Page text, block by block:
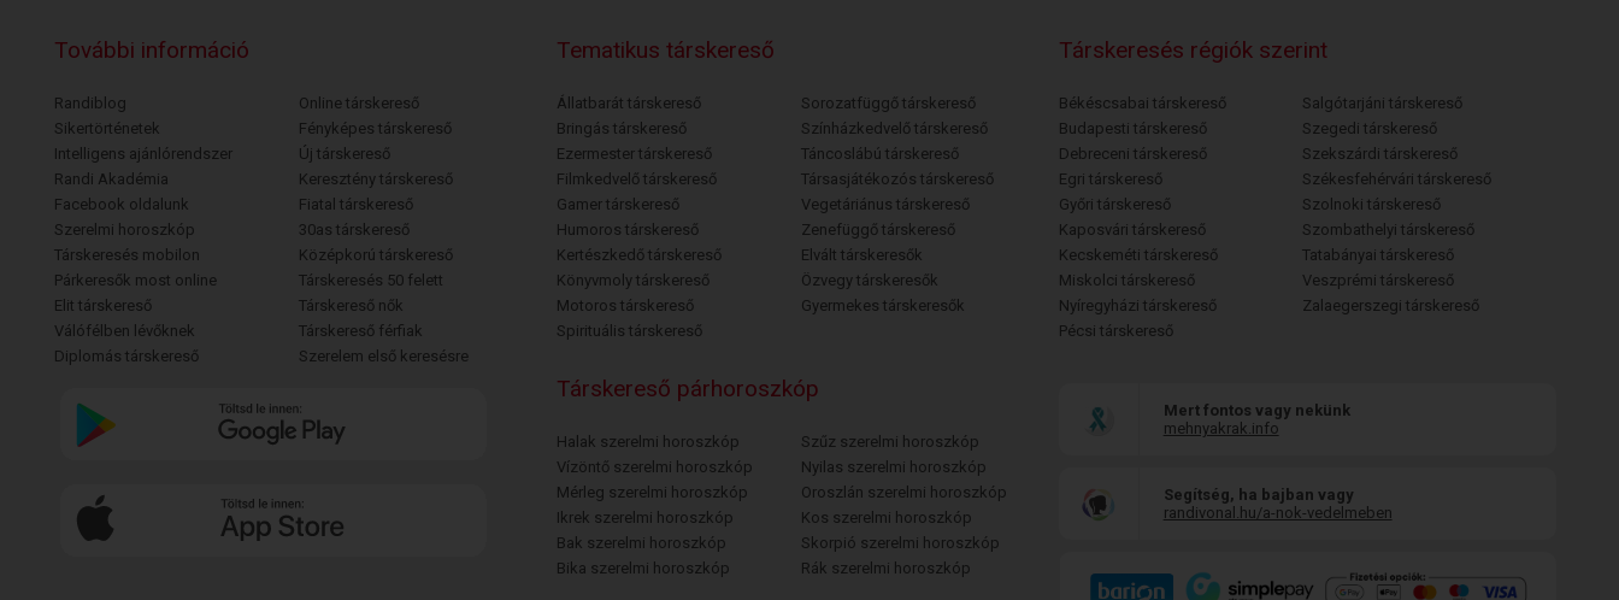
További információ
Randiblog
Sikertörténetek
Intelligens ajánlórendszer
Randi Akadémia
Facebook oldalunk
Szerelmi horoszkóp
Társkeresés mobilon
Párkeresők most online
Elit társkereső
Válófélben lévőknek
Diplomás társkereső
Online társkereső
Fényképes társkereső
Új társkereső
Keresztény társkereső
Fiatal társkereső
30as társkereső
Középkorú társkereső
Társkeresés 50 felett
Társkereső nők
Társkereső férfiak
Szerelem első keresésre
Tematikus társkereső
Állatbarát társkereső
Bringás társkereső
Ezermester társkereső
Filmkedvelő társkereső
Gamer társkereső
Humoros társkereső
Kertészkedő társkereső
Könyvmoly társkereső
Motoros társkereső
Spirituális társkereső
Sorozatfüggő társkereső
Színházkedvelő társkereső
Táncoslábú társkereső
Társasjátékozós társkereső
Vegetáriánus társkereső
Zenefüggő társkereső
Elvált társkeresők
Özvegy társkeresők
Gyermekes társkeresők
Társkeresés régiók szerint
Békéscsabai társkereső
Budapesti társkereső
Debreceni társkereső
Egri társkereső
Győri társkereső
Kaposvári társkereső
Kecskeméti társkereső
Miskolci társkereső
Nyíregyházi társkereső
Pécsi társkereső
Salgótarjáni társkereső
Szegedi társkereső
Szekszárdi társkereső
Székesfehérvári társkereső
Szolnoki társkereső
Szombathelyi társkereső
Tatabányai társkereső
Veszprémi társkereső
Zalaegerszegi társkereső
Társkereső párhoroszkóp
Halak szerelmi horoszkóp
Vízöntő szerelmi horoszkóp
Mérleg szerelmi horoszkóp
Ikrek szerelmi horoszkóp
Bak szerelmi horoszkóp
Bika szerelmi horoszkóp
Szűz szerelmi horoszkóp
Nyilas szerelmi horoszkóp
Oroszlán szerelmi horoszkóp
Kos szerelmi horoszkóp
Skorpió szerelmi horoszkóp
Rák szerelmi horoszkóp
Mert fontos vagy nekünk
mehnyakrak.info
Segítség, ha bajban vagy
randivonal.hu/a-nok-vedelmeben